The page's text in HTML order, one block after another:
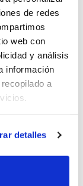
de redes
web con
y análisis
información
a
detalleses muy